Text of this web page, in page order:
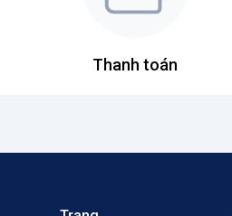
Thanh toán